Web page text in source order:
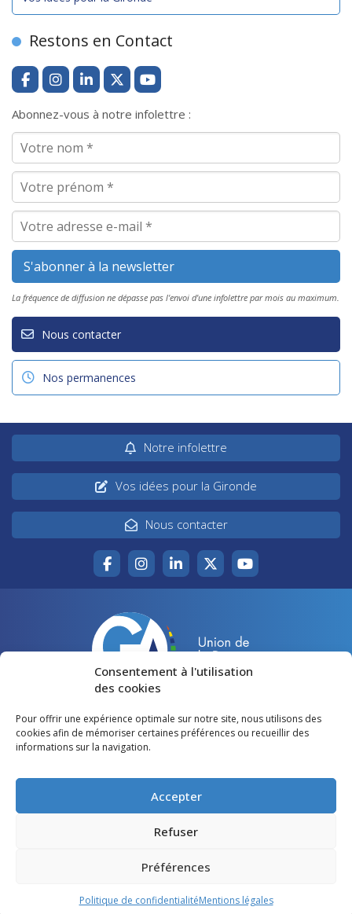
Consentement à l'utilisation
des cookies
Pour offrir une expérience optimale sur notre site, nous utilisons des
cookies afin de mémoriser certaines préférences ou recueillir des
informations sur la navigation.
Accepter
Refuser
Préférences
Politique de confidentialitéMentions légales
Restons en Contact
Abonnez-vous à notre infolettre :
La fréquence de diffusion ne dépasse pas l'envoi d'une infolettre par mois au maximum.
Nous contacter
Nos permanences
Notre infolettre
Vos idées pour la Gironde
Nous contacter
Accueil
Votre canton
Lire et voir
Agir pour la Gironde
Restons en contact
©Gironde Avenir- Tous droits réservés
Mentions légales